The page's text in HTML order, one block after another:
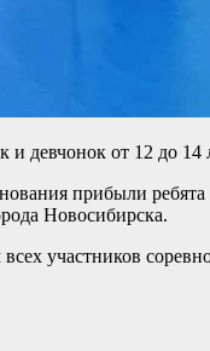
от 12 до
прибыли
Новосибирска.
участников